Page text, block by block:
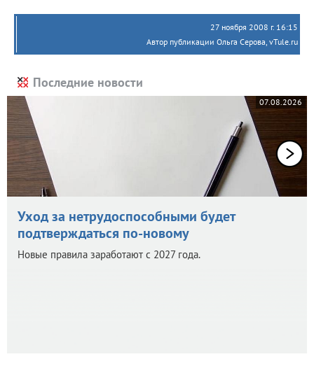
27 ноября 2008 г. 16:15
Автор публикации Ольга Серова, vTule.ru
Последние новости
07.08.2026
Уход за нетрудоспособными будет
подтверждаться по-новому
Новые правила заработают с 2027 года.